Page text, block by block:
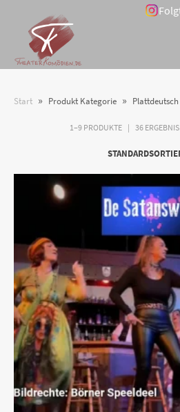
Start » Produkt Kategorie » Plattdeutsch
1–9 PRODUKTE 36 ERGEBNIS